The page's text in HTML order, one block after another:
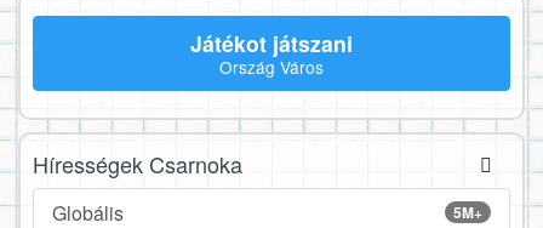
Játékot játszani
Ország Város
Hírességek Csarnoka
5M+
Globális